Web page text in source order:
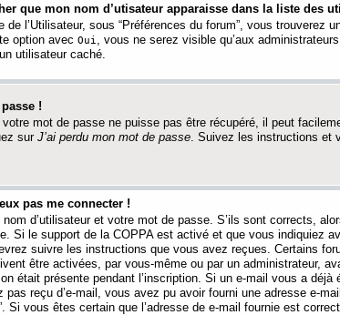
que mon nom d’utisateur apparaisse dans la liste des
de l’Utilisateur, sous “Préférences du forum”, vous trouverez
option avec Oui , vous ne serez visible qu’aux
utilisateur caché.
!
mot de passe ne puisse pas être récupéré, il peut
sur J’ai perdu mon mot de passe. Suivez les instructions et
pas me connecter !
d’utilisateur et votre mot de passe. S’ils sont corrects,
Si le support de la COPPA est activé et que vous indiquiez
suivre les instructions que vous avez reçues. Certains
être activées, par vous-même ou par un administrateur,
était présente pendant l’inscription. Si un e-mail vous a déjà
reçu d’e-mail, vous avez pu avoir fourni une adresse e-
Si vous êtes certain que l’adresse de e-mail fournie est